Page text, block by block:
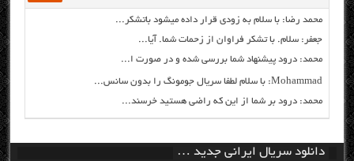
محمد رضا: با سلام به زودی قرار داده میشود باتشکر...
جعفر: سلام. با تشکر فراوان از زحمات شما. آیا...
محمد: درود پیشنهاد شما بررسی شده و در صورت ا...
Mohammad: با سلام لطفا سریال جومونگ را بدون سانس...
محمد: درود بر شما از این که راضی هستید خرسند...
دانلود سریال ایرانی جدید …